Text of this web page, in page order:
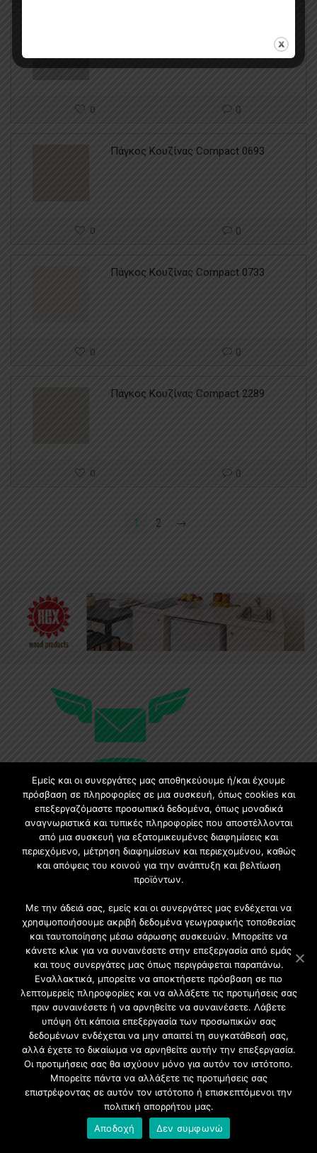
0 0
Πάγκος Κουζίνας Compact 0693
0 0
Πάγκος Κουζίνας Compact 0733
0 0
Πάγκος Κουζίνας Compact 2289
0 0
1 2 →
Εγγραφή στο Newsletter
Γίνετε μέλος της μεγαλύτερης διαδικτυακής κοινότητας, ειδικά
για αρχιτέκτονες, σχεδιαστές και λάτρεις της κατασκευής και
2021 CFW - All Rights Reserved
Επιχειρήσεις |
Προφίλ
Διαφήμιση
Επικοινωνία
Πολιτική Απορρήτου
Εμείς και οι συνεργάτες μας αποθηκεύουμε ή/και έχουμε
πρόσβαση σε πληροφορίες σε μια συσκευή, όπως cookies και
επεξεργαζόμαστε προσωπικά δεδομένα, όπως μοναδικά
αναγνωριστικά και τυπικές πληροφορίες που αποστέλλονται
από μια συσκευή για εξατομικευμένες διαφημίσεις και
περιεχόμενο, μέτρηση διαφημίσεων και περιεχομένου, καθώς
και απόψεις του κοινού για την ανάπτυξη και βελτίωση
προϊόντων.
Με την άδειά σας, εμείς και οι συνεργάτες μας ενδέχεται να
χρησιμοποιήσουμε ακριβή δεδομένα γεωγραφικής τοποθεσίας
και ταυτοποίησης μέσω σάρωσης συσκευών. Μπορείτε να
κάνετε κλικ για να συναινέσετε στην επεξεργασία από εμάς
και τους συνεργάτες μας όπως περιγράφεται παραπάνω.
Εναλλακτικά, μπορείτε να αποκτήσετε πρόσβαση σε πιο
λεπτομερείς πληροφορίες και να αλλάξετε τις προτιμήσεις σας
πριν συναινέσετε ή να αρνηθείτε να συναινέσετε. Λάβετε
υπόψη ότι κάποια επεξεργασία των προσωπικών σας
δεδομένων ενδέχεται να μην απαιτεί τη συγκατάθεσή σας,
αλλά έχετε το δικαίωμα να αρνηθείτε αυτήν την επεξεργασία.
Οι προτιμήσεις σας θα ισχύουν μόνο για αυτόν τον ιστότοπο.
Μπορείτε πάντα να αλλάξετε τις προτιμήσεις σας
επιστρέφοντας σε αυτόν τον ιστότοπο ή επισκεπτόμενοι την
πολιτική απορρήτου μας.
Αποδοχή
Δεν συμφωνώ